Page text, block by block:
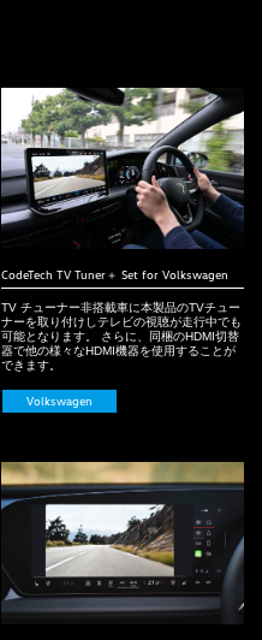
CodeTech TV Tuner＋ Set for Volkswagen
TV チューナー非搭載車に本製品のTVチュー
ナーを取り付けしテレビの視聴が走行中でも
可能となります。 さらに、同梱のHDMI切替
器で他の様々なHDMI機器を使用することが
できます。
Volkswagen